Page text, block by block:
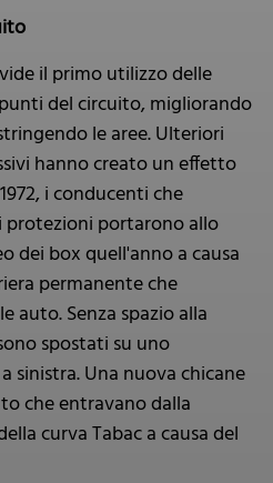
il primo utilizzo delle
del circuito, migliorando
le aree. Ulteriori
hanno creato un effetto
i conducenti che
protezioni portarono allo
dei box quell'anno a causa
permanente che
auto. Senza spazio alla
spostati su uno
sinistra. Una nuova chicane
che entravano dalla
curva Tabac a causa del